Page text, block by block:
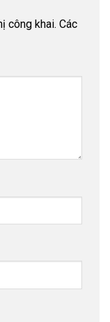
công khai. Các